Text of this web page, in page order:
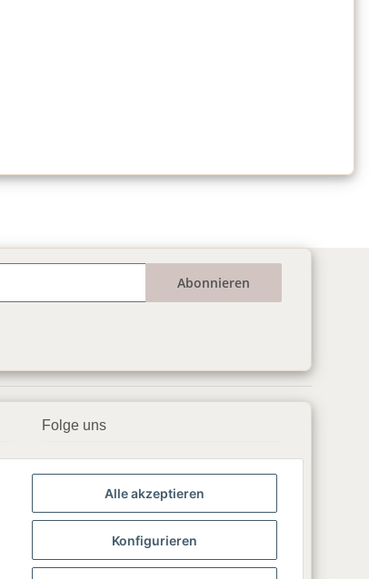
Abonnieren
Folge uns
▶️ YouTube
📸 Instagram
Alle akzeptieren
Konfigurieren